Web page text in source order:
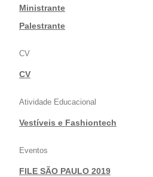
Ministrante
|Palestrante
CV
CV
Atividade Educacional
Vestíveis e Fashiontech
Eventos
FILE SÃO PAULO 2019